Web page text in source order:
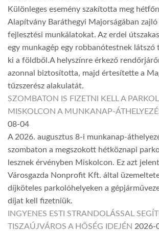
Különleges esemény szakította meg
Alapítvány Baráthegyi Majorságában
fejlesztési munkálatokat. Az erdei
egy munkagép egy robbanótestnek
ki a földből.A helyszínre érkező
azonnal biztosította, majd értesítette a
tűzszerész alakulatát.
SZOMBATON IS FIZETNI KELL A
MISKOLCON A MUNKANAP-
08-04
A 2026. augusztus 8-i munkanap-
szombaton a megszokott hétköznapi
lesznek érvényben Miskolcon. Ez azt
Városgazda Nonprofit Kft. által
díjköteles parkolóhelyeken a
díjat kell fizetniük.
INGYENES ESTI STRANDOLÁSSAL
TISZAÚJVÁROS A HŐSÉG IDEJÉN 2026-